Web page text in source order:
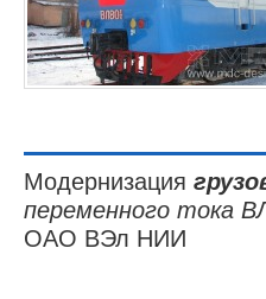
Модернизация
переменного тока
ОАО ВЭл НИИ